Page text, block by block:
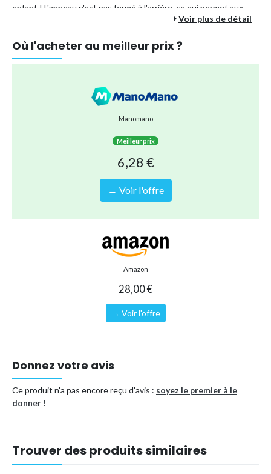
enfant ! L'anneau n'est pas fermé à l'arrière, ce qui permet aux
un maximum de plaisir dans l'eau. Nous proposons également une
vaste sélection d'autres anneaux de natation et de matelas
PVC
Bouée, brassière
Voir plus de détail
Où l'acheter au meilleur prix ?
Manomano
Meilleur prix
6,28 €
→ Voir l'offre
Amazon
28,00 €
→ Voir l'offre
Donnez votre avis
Ce produit n'a pas encore reçu d'avis : soyez le premier à le
donner !
Trouver des produits similaires